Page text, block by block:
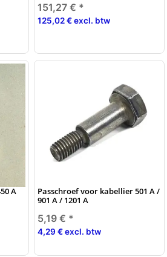
151,27 € *
125,02 € excl. btw
A
Passchroef voor kabellier 501 A /
901 A / 1201 A
5,19 € *
4,29 € excl. btw